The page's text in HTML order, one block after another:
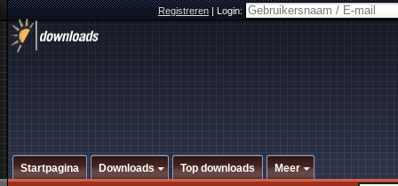
Registreren|Login:
Startpagina Downloads Top downloads Meer